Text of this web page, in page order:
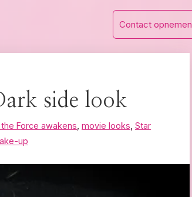
Contact opnemen
side look
Force awakens movie looks Star
up